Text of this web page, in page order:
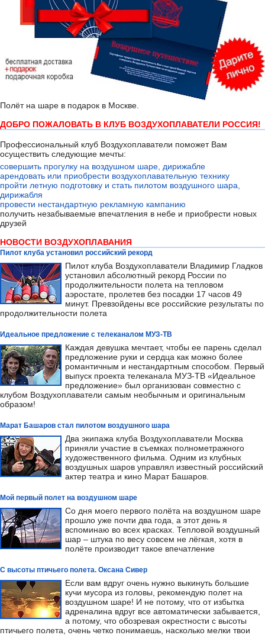
Полёт на шаре в подарок в Москве.
ДОБРО ПОЖАЛОВАТЬ В КЛУБ ВОЗДУХОПЛАВАТЕЛИ РОССИЯ!
Профессиональный клуб Воздухоплаватели поможет Вам
осуществить следующие мечты:
совершить прогулку на воздушном шаре, дирижабле
арендовать или приобрести воздухоплавательную технику
пройти летную подготовку и стать пилотом воздушного шара,
дирижабля
провести нестандартную рекламную кампанию
получить незабываемые впечатления в небе и приобрести новых
друзей
НОВОСТИ ВОЗДУХОПЛАВАНИЯ
Пилот клуба установил российский рекорд
Пилот клуба Воздухоплаватели Владимир Гладков
установил абсолютный рекорд России по
продолжительности полета на тепловом
аэростате, пролетев без посадки 17 часов 49
минут. Превзойдены все российские результаты по
продолжительности полета
Идеальное предложение с телеканалом МУЗ-ТВ
Каждая девушка мечтает, чтобы ее парень сделал
предложение руки и сердца как можно более
романтичным и нестандартным способом. Первый
выпуск проекта телеканала МУЗ-ТВ «Идеальное
предложение» был организован совместно с
клубом Воздухоплаватели самым необычным и оригинальным
образом!
Марат Башаров стал пилотом воздушного шара
Два экипажа клуба Воздухоплаватели Москва
приняли участие в съемках полнометражного
художественного фильма. Одним из клубных
воздушных шаров управлял известный российский
актер театра и кино Марат Башаров.
Мой первый полет на воздушном шаре
Со дня моего первого полёта на воздушном шаре
прошло уже почти два года, а этот день я
вспоминаю во всех красках. Тепловой воздушный
шар – штука по весу совсем не лёгкая, хотя в
полёте производит такое впечатление
С высоты птичьего полета. Оксана Сивер
Если вам вдруг очень нужно выкинуть большие
кучи мусора из головы, рекомендую полет на
воздушном шаре! И не потому, что от избытка
адреналина вдруг все автоматически забывается,
а потому, что обозревая окрестности с высоты
птичьего полета, очень четко понимаешь, насколько мелки твои